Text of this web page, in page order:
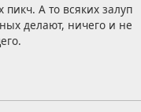
А то всяких залуп
делают, ничего и не